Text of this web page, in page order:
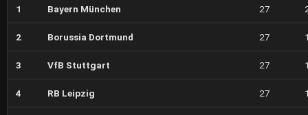
1 Bayern München 27
2 Borussia Dortmund 27
3 VfB Stuttgart 27
4 RB Leipzig 27